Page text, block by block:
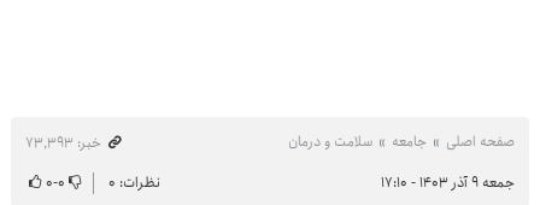
صفحه اصلی جامعه سلامت و درمان
خبر: ۷۳٬۳۹۳
جمعه ۹ آذر ۱۴۰۳ - ۱۷:۱۰
نظرات: ۰ ۰-۰